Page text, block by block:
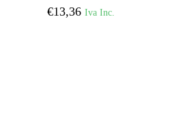
PÉNIS
€13,36 Iva Inc.